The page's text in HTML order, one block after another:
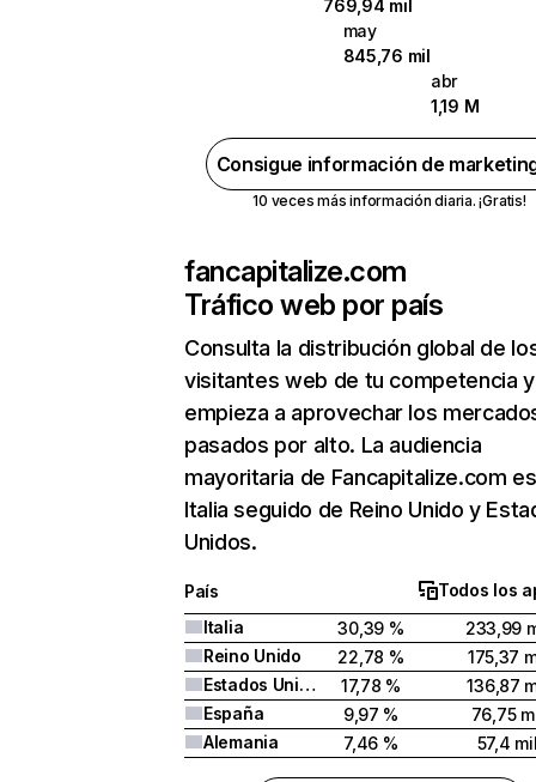
769,94 mil
may
845,76 mil
abr
1,19 M
Consigue información de
10 veces más información diaria. ¡Gratis!
fancapitalize.com
Tráfico web por país
Consulta la distribución global de
visitantes web de tu competencia y
empieza a aprovechar los
pasados por alto. La audiencia
mayoritaria de Fancapitalize.com
Italia seguido de Reino Unido y
Unidos.
País
Todos los
Italia
30,39 %
233,99
Reino Unido
22,78 %
175,37
Estados Unidos
17,78 %
136,87
España
9,97 %
76,75
Alemania
7,46 % 57,4